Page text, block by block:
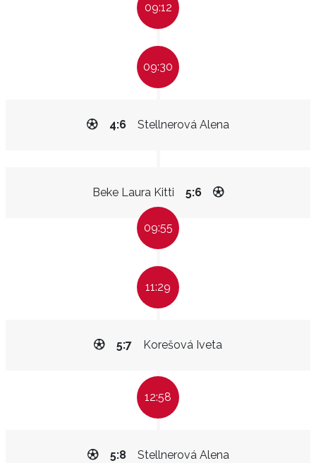
09:12
09:30
Stellnerová Alena
4:6
Beke Laura Kitti 5:6
09:55
11:29
Korešová Iveta
5:7
12:58
Stellnerová Alena
5:8